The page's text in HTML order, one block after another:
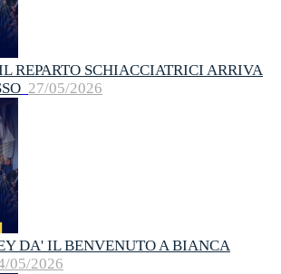
REPARTO SCHIACCIATRICI ARRIVA
27/05/2026
DA' IL BENVENUTO A BIANCA
05/2026